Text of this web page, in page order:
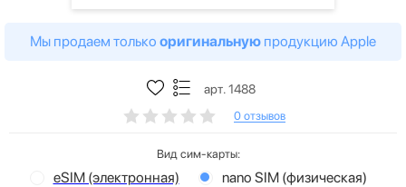
Мы продаем только оригинальную продукцию Apple
арт. 1488
0 отзывов
Вид сим-карты:
eSIM (электронная) nano SIM (физическая)